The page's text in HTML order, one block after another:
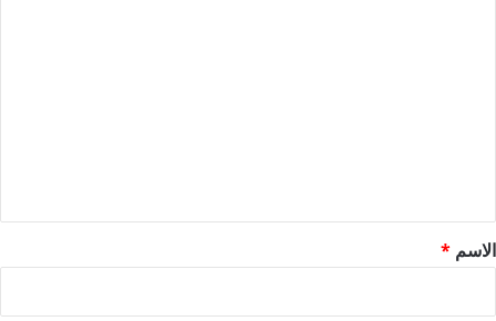
*
الاسم *